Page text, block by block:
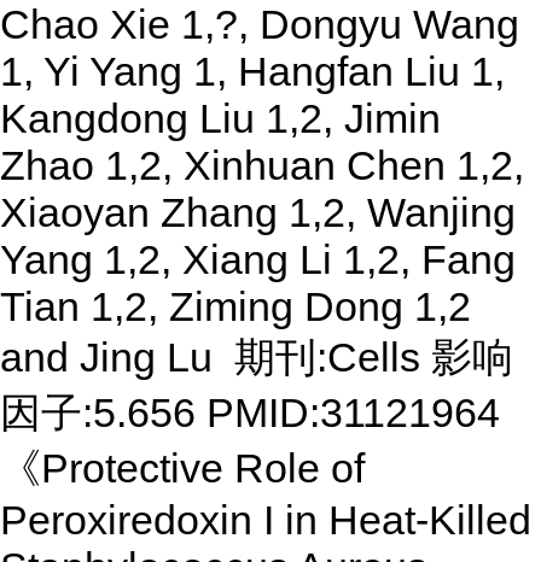
Chao Xie 1,?, Dongyu Wang
1, Yi Yang 1, Hangfan Liu 1,
Kangdong Liu 1,2, Jimin
Zhao 1,2, Xinhuan Chen 1,2,
Xiaoyan Zhang 1,2, Wanjing
Yang 1,2, Xiang Li 1,2, Fang
Tian 1,2, Ziming Dong 1,2
and Jing Lu 期刊:Cells 影响
因子:5.656 PMID:31121964
《Protective Role of
Peroxiredoxin I in Heat-Killed